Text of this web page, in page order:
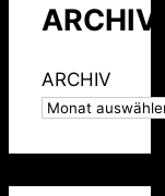
ARCHIV
ARCHIV